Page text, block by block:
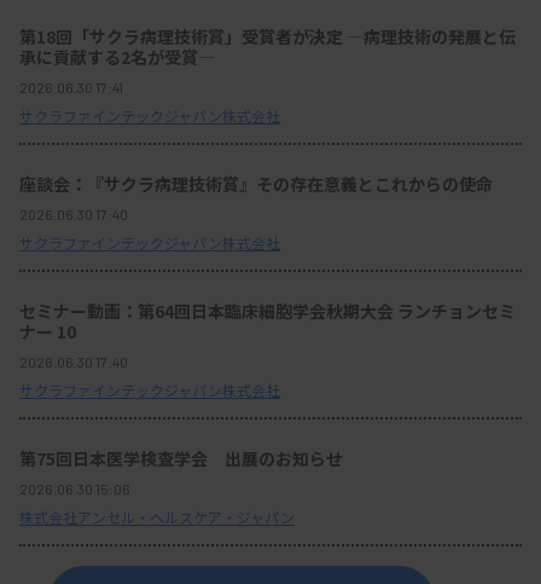
第18回「サクラ病理技術賞」受賞者が決定 ―病理技術の発展と伝
承に貢献する2名が受賞―
2026.06.30 17:41
サクラファインテックジャパン株式会社
座談会：『サクラ病理技術賞』その存在意義とこれからの使命
2026.06.30 17:40
サクラファインテックジャパン株式会社
セミナー動画：第64回日本臨床細胞学会秋期大会 ランチョンセミ
ナー 10
2026.06.30 17:40
サクラファインテックジャパン株式会社
第75回日本医学検査学会 出展のお知らせ
2026.06.30 15:06
株式会社アンセル・ヘルスケア・ジャパン